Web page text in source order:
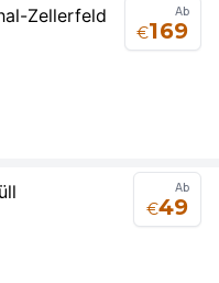
Ab
€169
Ab
€49